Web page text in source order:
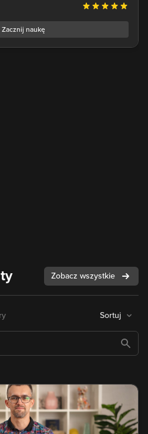
Zacznij naukę
Zobacz wszystkie
Sortuj